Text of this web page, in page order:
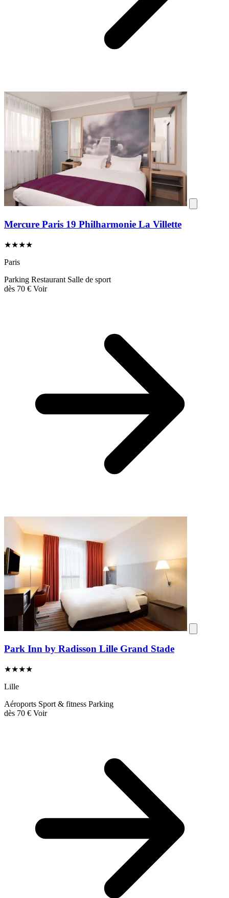
Mercure Paris 19 Philharmonie La Villette
★★★★
Paris
Parking Restaurant Salle de sport
dès 70 € Voir
Park Inn by Radisson Lille Grand Stade
★★★★
Lille
Aéroports Sport & fitness Parking
dès 70 € Voir